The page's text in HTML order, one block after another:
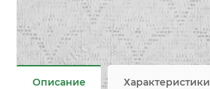
Задать вопрос
Возможны дополнительные опции
Не является публичной офертой
Описание Характеристики